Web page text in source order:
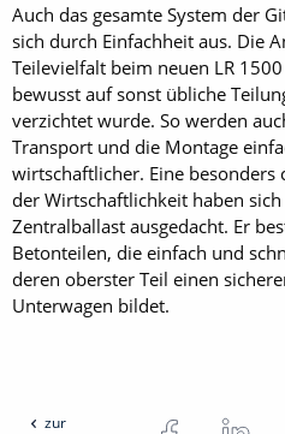
Auch das gesamte System der
sich durch Einfachheit aus. Die
Teilevielfalt beim neuen LR
bewusst auf sonst übliche
verzichtet wurde. So werden
Transport und die Montage
wirtschaftlicher. Eine besonders
der Wirtschaftlichkeit haben
Zentralballast ausgedacht. Er
Betonteilen, die einfach und
deren oberster Teil einen
Unterwagen bildet.
zur